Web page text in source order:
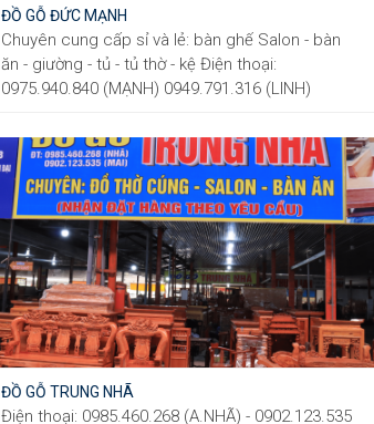
ĐỒ GỖ ĐỨC MẠNH
Chuyên cung cấp sỉ và lẻ: bàn ghế Salon - bàn
ăn - giường - tủ - tủ thờ - kệ Điện thoại:
0975.940.840 (MẠNH) 0949.791.316 (LINH)
ĐỒ GỖ TRUNG NHÃ
Điện thoại: 0985.460.268 (A.NHÃ) - 0902.123.535